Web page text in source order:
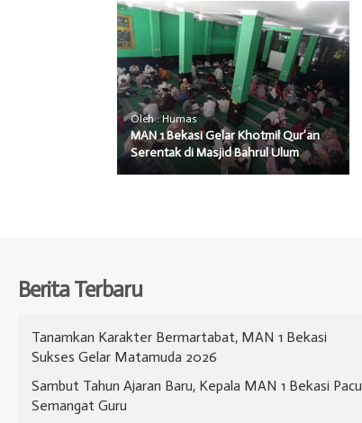
Oleh : Humas
MAN 1 Bekasi Gelar Khotmil Qur’an
Serentak di Masjid Bahrul Ulum
Berita Terbaru
​Tanamkan Karakter Bermartabat, MAN 1 Bekasi
Sukses Gelar Matamuda 2026
Sambut Tahun Ajaran Baru, Kepala MAN 1 Bekasi Pacu
Semangat Guru